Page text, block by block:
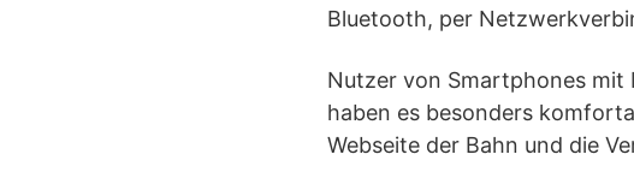
Bluetooth, per
Nutzer von Smartphones mit
haben es besonders
Webseite der Bahn und die